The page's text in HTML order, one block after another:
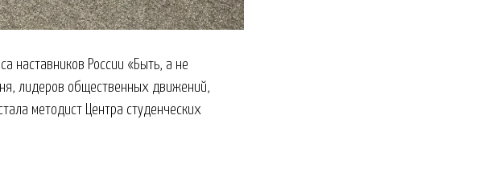
наставников России «Быть, а не
лидеров общественных движений,
методист Центра студенческих